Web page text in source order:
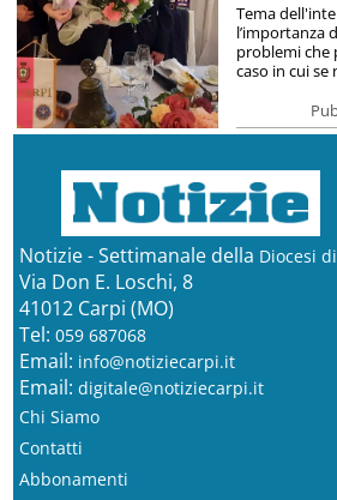
Tema
l’importanza
problemi che
caso in cui se
Notizie - Settimanale della Diocesi
Via Don E. Loschi, 8
41012 Carpi (MO)
Tel: 059 687068
Email: info@notiziecarpi.it
Email: digitale@notiziecarpi.it
Chi Siamo
Contatti
Abbonamenti